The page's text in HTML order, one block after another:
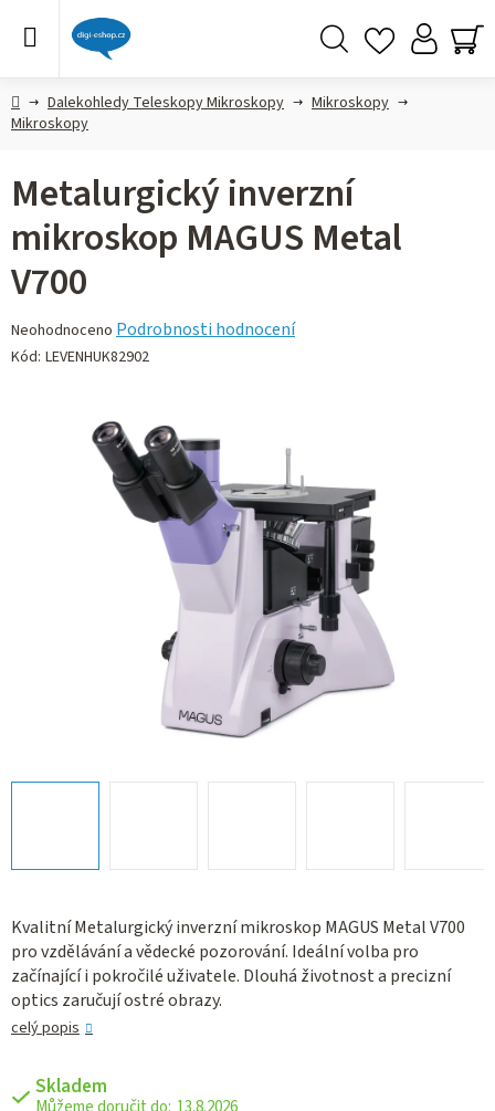
DomůDalekohledy Teleskopy Mikroskopy
Mikroskopy
Mikroskopy
Kvalitní Metalurgický inverzní mikroskop MAGUS Metal V700
pro vzdělávání a vědecké pozorování. Ideální volba pro
začínající i pokročilé uživatele. Dlouhá životnost a precizní
optics zaručují ostré obrazy.
celý popis
Skladem
Metalurgický inverzní
mikroskop MAGUS Metal
V700
Průměrné
hodnocení
Neohodnoceno Podrobnosti hodnocení
Kód: LEVENHUK82902